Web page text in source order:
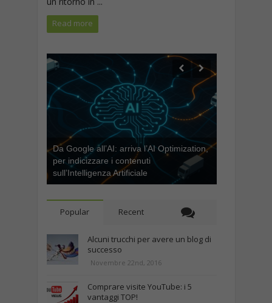
Read more
Da Google all’AI: arriva l’AI Optimization,
per indicizzare i contenuti
sull’Intelligenza Artificiale
Popular Recent
Alcuni trucchi per avere un blog di
successo
Novembre 22nd, 2016
Comprare visite YouTube: i 5
vantaggi TOP!